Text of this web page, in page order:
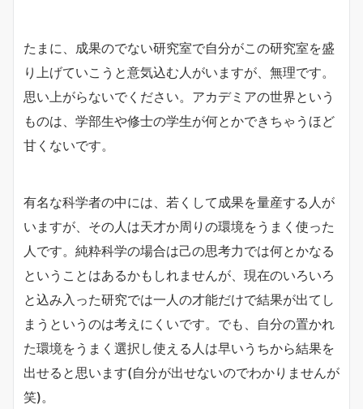
たまに、成果のでない研究室で自分がこの研究室を盛
り上げていこうと意気込む人がいますが、無理です。
思い上がらないでください。アカデミアの世界という
ものは、学部生や修士の学生が何とかできちゃうほど
甘くないです。
有名な科学者の中には、若くして成果を量産する人が
いますが、その人は天才か周りの環境をうまく使った
人です。純粋科学の場合は己の思考力では何とかなる
ということはあるかもしれませんが、現在のいろいろ
と込み入った研究では一人の才能だけで結果が出てし
まうというのは考えにくいです。でも、自分の置かれ
た環境をうまく選択し使える人は早いうちから結果を
出せると思います(自分が出せないのでわかりませんが
笑)。